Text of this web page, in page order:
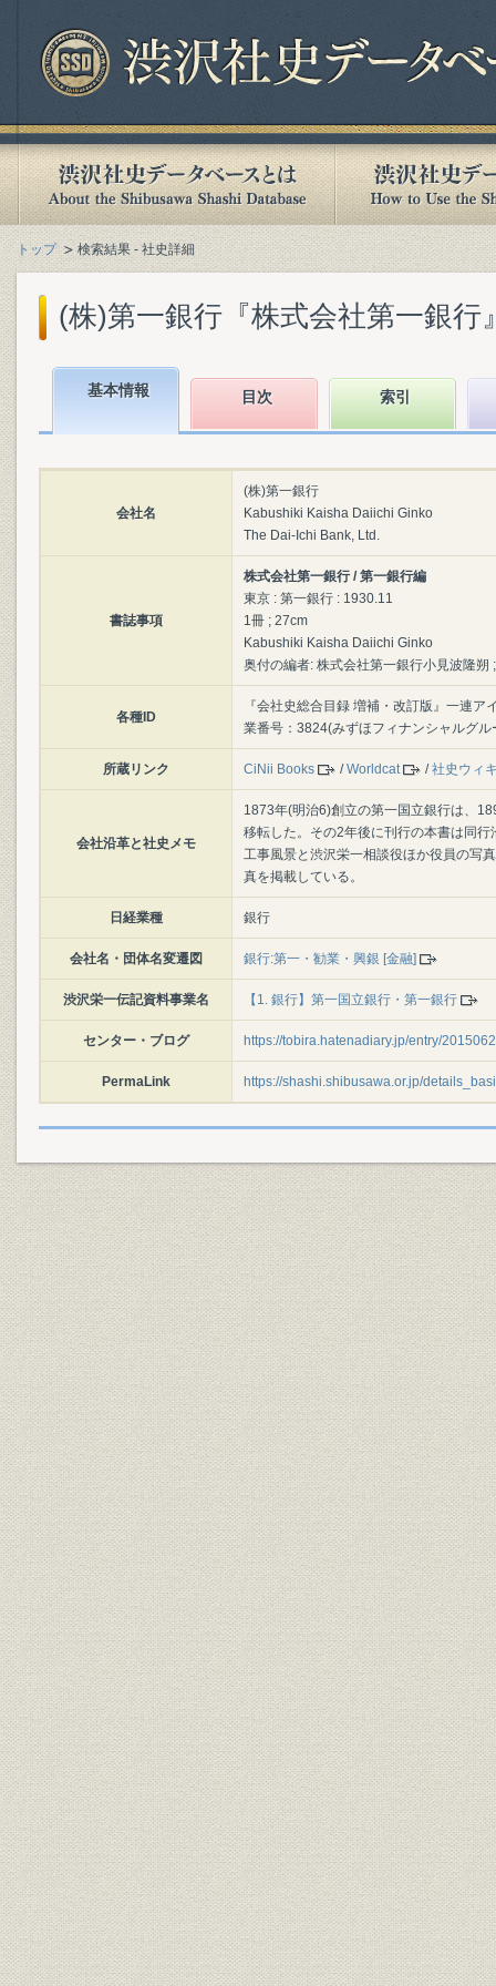
トップ 検索結果 - 社史詳細
(株)第一銀行『株式会社第一銀行
基本情報 目次 索引
会社名
(株)第一銀行
Kabushiki Kaisha Daiichi Ginko
The Dai-Ichi Bank, Ltd.
書誌事項
株式会社第一銀行 / 第一銀行編
東京 : 第一銀行 : 1930.11
1冊 ; 27cm
Kabushiki Kaisha Daiichi Ginko
奥付の編者: 株式会社第一銀行小見波隆朔
各種ID
『会社史総合目録 増補・改訂版』一連
業番号：3824(みずほフィナンシャルグル
所蔵リンク CiNii Books /Worldcat /社史ウィ
会社沿革と社史メモ
1873年(明治6)創立の第一国立銀行は、
移転した。その2年後に刊行の本書は同
工事風景と渋沢栄一相談役ほか役員の写
真を掲載している。
日経業種 銀行
会社名・団体名変遷図 銀行:第一・勧業・興銀 [金融]
渋沢栄一伝記資料事業名 【1. 銀行】第一国立銀行・第一銀行
センター・ブログ https://tobira.hatenadiary.jp/entry/
PermaLink https://shashi.shibusawa.or.jp/